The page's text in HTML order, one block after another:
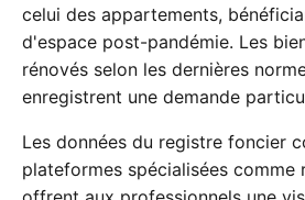
celui des appartements,
d'espace post-pandémie. Les
rénovés selon les dernières
enregistrent une demande
Les données du registre foncier
plateformes spécialisées comme